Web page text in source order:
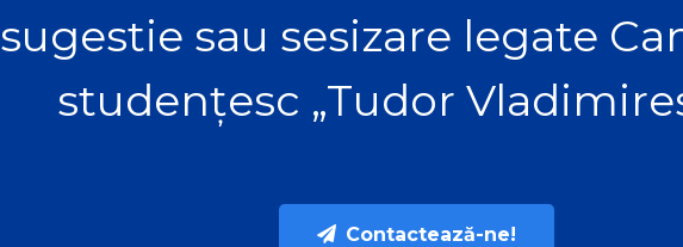
sugestie sau sesizare legate
studențesc „Tudor
Contactează-ne!